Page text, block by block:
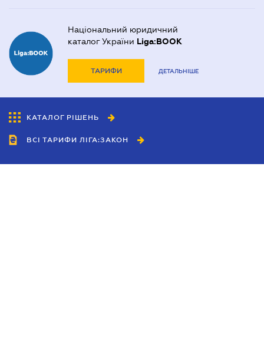
Національний юридичний
каталог України Liga:BOOK
ТАРИФИ ДЕТАЛЬНІШЕ
КАТАЛОГ РІШЕНЬ
ВСІ ТАРИФИ ЛІГА:ЗАКОН